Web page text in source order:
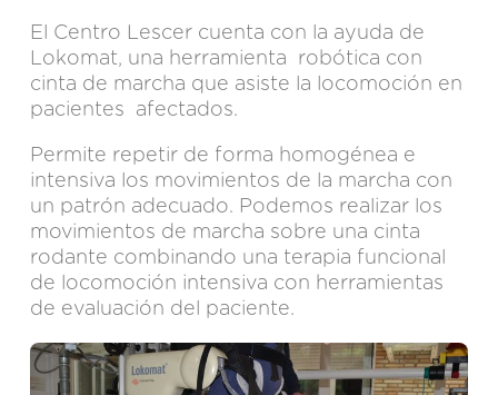
El Centro Lescer cuenta con la ayuda de
Lokomat, una herramienta robótica con
cinta de marcha que asiste la locomoción en
pacientes afectados.
Permite repetir de forma homogénea e
intensiva los movimientos de la marcha con
un patrón adecuado. Podemos realizar los
movimientos de marcha sobre una cinta
rodante combinando una terapia funcional
de locomoción intensiva con herramientas
de evaluación del paciente.